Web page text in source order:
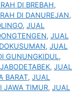
DI BREBAH,
DI DANUREJAN,
, JUAL
, JUAL
, JUAL
GUNUNGKIDUL,
, JUAL
BARAT, JUAL
JAWA TIMUR, JUAL